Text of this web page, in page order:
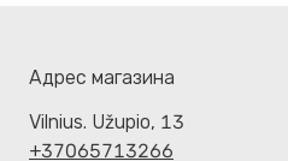
Адрес магазина
Vilnius. Užupio, 13
+37065713266